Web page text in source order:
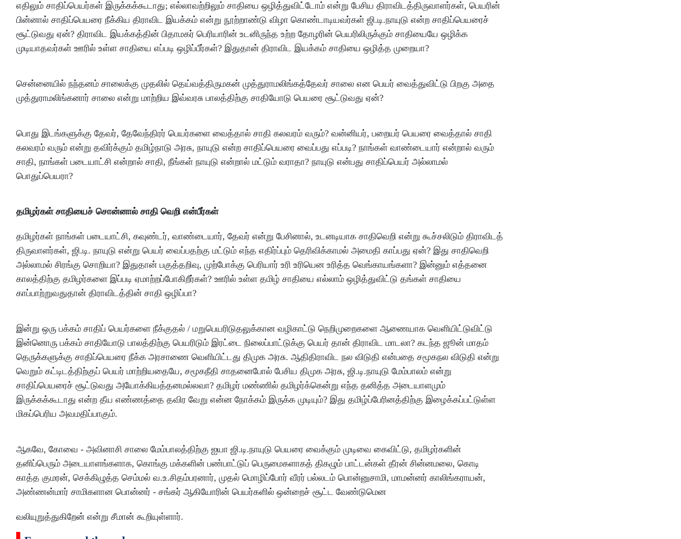
எதிலும் சாதிப்பெயர்கள் இருக்கக்கூடாது; எல்லாவற்றிலும் சாதியை ஒழித்துவிட்டோம் என்று பேசிய திராவிடத்திருவாளர்கள், பெயரின்
பின்னால் சாதிப்பெயரை நீக்கிய திராவிட இயக்கம் என்று நூற்றாண்டு விழா கொண்டாடியவர்கள் ஜி.டி.நாயுடு என்ற சாதிப்பெயரைச்
சூட்டுவது ஏன்? திராவிட இயக்கத்தின் பிதாமகர் பெரியாரின் உடனிருந்த உற்ற தோழரின் பெயரிலிருக்கும் சாதியையே ஒழிக்க
முடியாதவர்கள் ஊரில் உள்ள சாதியை எப்படி ஒழிப்பீர்கள்? இதுதான் திராவிட இயக்கம் சாதியை ஒழித்த முறையா?
சென்னையில் நந்தனம் சாலைக்கு முதலில் தெய்வத்திருமகன் முத்துராமலிங்கத்தேவர் சாலை என பெயர் வைத்துவிட்டு பிறகு அதை
முத்துராமலிங்கனார் சாலை என்று மாற்றிய இவ்வரசு பாலத்திற்கு சாதியோடு பெயரை சூட்டுவது ஏன்?
பொது இடங்களுக்கு தேவர், தேவேந்திரர் பெயர்களை வைத்தால் சாதி கலவரம் வரும்? வன்னியர், பறையர் பெயரை வைத்தால் சாதி
கலவரம் வரும் என்று தவிர்க்கும் தமிழ்நாடு அரசு, நாயுடு என்ற சாதிப்பெயரை வைப்பது எப்படி? நாங்கள் வாண்டையார் என்றால் வரும்
சாதி, நாங்கள் படையாட்சி என்றால் சாதி, நீங்கள் நாயுடு என்றால் மட்டும் வராதா? நாயுடு என்பது சாதிப்பெயர் அல்லாமல்
பொதுப்பெயரா?
தமிழர்கள் சாதியைச் சொன்னால் சாதி வெறி என்பீர்கள்
தமிழர்கள் நாங்கள் படையாட்சி, கவுண்டர், வாண்டையார், தேவர் என்று பேசினால், உடனடியாக சாதிவெறி என்று கூச்சலிடும் திராவிடத்
திருவாளர்கள், ஜி.டி. நாயுடு என்று பெயர் வைப்பதற்கு மட்டும் எந்த எதிர்ப்பும் தெரிவிக்காமல் அமைதி காப்பது ஏன்? இது சாதிவெறி
அல்லாமல் சிரங்கு சொறியா? இதுதான் பகுத்தறிவு, முற்போக்கு பெரியார் உரி உரியென உரித்த வெங்காயங்களா? இன்னும் எத்தனை
காலத்திற்கு தமிழர்களை இப்படி ஏமாற்றப்போகிறீர்கள்? ஊரில் உள்ள தமிழ் சாதியை எல்லாம் ஒழித்துவிட்டு தங்கள் சாதியை
காப்பாற்றுவதுதான் திராவிடத்தின் சாதி ஒழிப்பா?
இன்று ஒரு பக்கம் சாதிப் பெயர்களை நீக்குதல் / மறுபெயரிடுதலுக்கான வழிகாட்டு நெறிமுறைகளை ஆணையாக வெளியிட்டுவிட்டு
இன்னொரு பக்கம் சாதியோடு பாலத்திற்கு பெயரிடும் இரட்டை நிலைப்பாட்டுக்கு பெயர் தான் திராவிட மாடலா? கடந்த ஜூன் மாதம்
தெருக்களுக்கு சாதிப்பெயரை நீக்க அரசாணை வெளியிட்டது திமுக அரசு. ஆதிதிராவிட நல விடுதி என்பதை சமூகநல விடுதி என்று
வெறும் கட்டிடத்திற்குப் பெயர் மாற்றியதையே, சமூகநீதி சாதனைபோல் பேசிய திமுக அரசு, ஜி.டி.நாயுடு மேம்பாலம் என்று
சாதிப்பெயரைச் சூட்டுவது அயோக்கியத்தனமல்லவா? தமிழர் மண்ணில் தமிழர்க்கென்று எந்த தனித்த அடையாளமும்
இருக்கக்கூடாது என்ற தீய எண்ணத்தை தவிர வேறு என்ன நோக்கம் இருக்க முடியும்? இது தமிழ்ப்பேரினத்திற்கு இழைக்கப்பட்டுள்ள
மிகப்பெரிய அவமதிப்பாகும்.
ஆகவே, கோவை - அவினாசி சாலை மேம்பாலத்திற்கு ஐயா ஜி.டி.நாயுடு பெயரை வைக்கும் முடிவை கைவிட்டு, தமிழர்களின்
தனிப்பெரும் அடையாளங்களாக, கொங்கு மக்களின் பண்பாட்டுப் பெருமைகளாகத் திகழும் பாட்டன்கள் தீரன் சின்னமலை, கொடி
காத்த குமரன், செக்கிழுத்த செம்மல் வ.உ.சிதம்பரனார், முதல் மொழிப்போர் வீரர் பல்லடம் பொன்னுசாமி, மாமன்னர் காலிங்கராயன்,
அண்ணன்மார் சாமிகளான பொன்னர் - சங்கர் ஆகியோரின் பெயர்களில் ஒன்றைச் சூட்ட வேண்டுமென
வலியுறுத்துகிறேன் என்று சீமான் கூறியுள்ளார்.